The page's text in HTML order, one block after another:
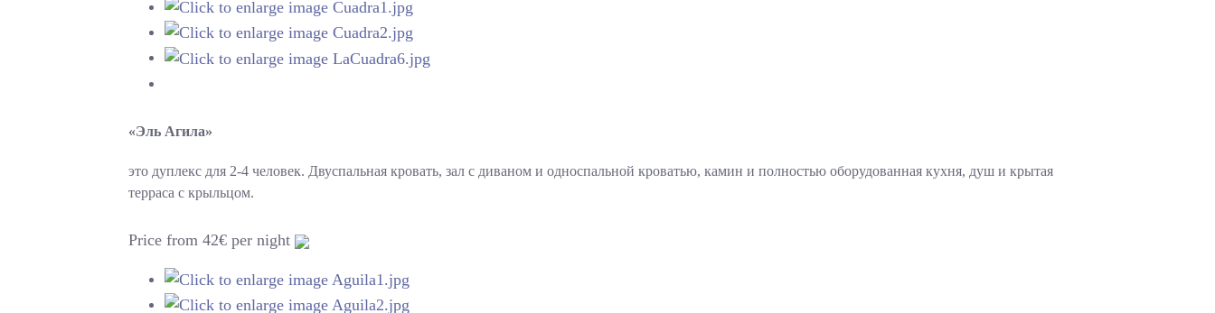
«Эль Агила»
это дуплекс для 2-4 человек. Двуспальная кровать, зал с диваном и односпальной кроватью, камин и полностью оборудованная кухня, душ и крытая
терраса с крыльцом.
Price from 42€ per night